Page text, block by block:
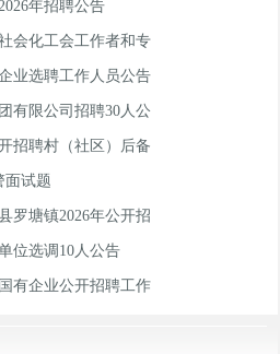
年招聘公告
会化工会工作者和专
业选聘工作人员公告
有限公司招聘30人公
招聘村（社区）后备
面试题
罗塘镇2026年公开招
位选调10人公告
有企业公开招聘工作